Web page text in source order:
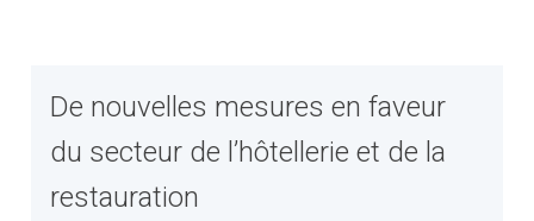
De nouvelles mesures en faveur
du secteur de l’hôtellerie et de la
restauration